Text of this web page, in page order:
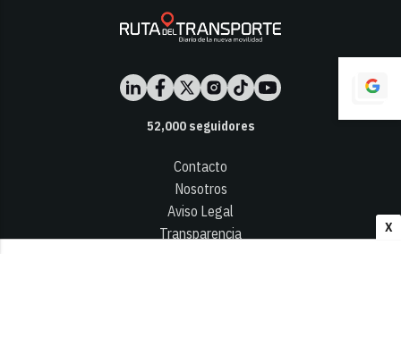
X
52,000seguidores
Contacto
Nosotros
Aviso Legal
Transparencia